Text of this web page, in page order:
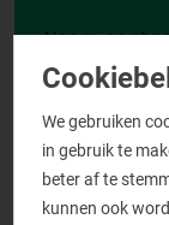
Neem
013 - 522
We gebruiken
in gebruik te
beter af te
kunnen ook